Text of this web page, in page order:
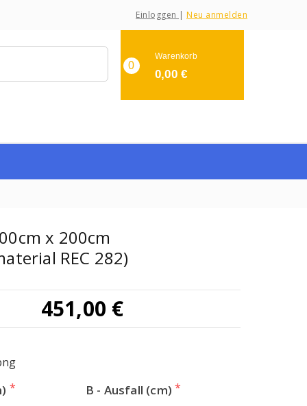
Einloggen | Neu anmelden
0
Warenkorb
0,00 €
x 200cm
REC 282)
451,00 €
B - Ausfall (cm)